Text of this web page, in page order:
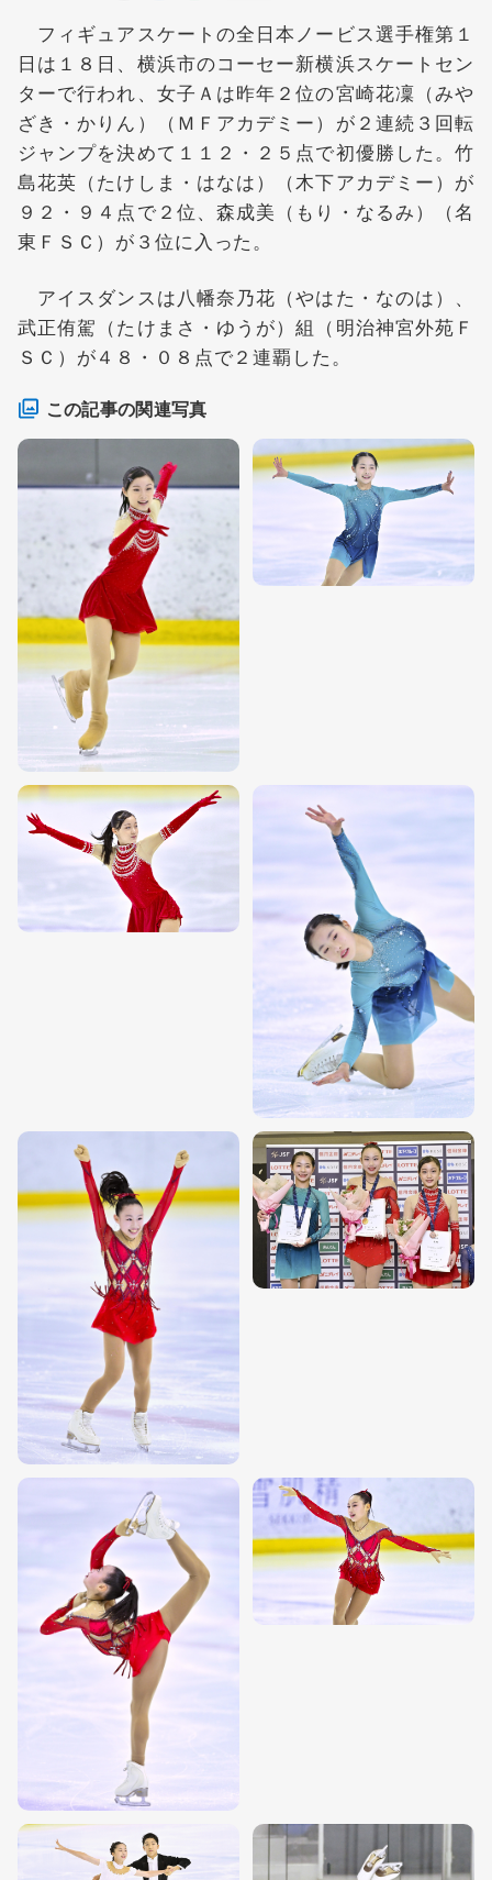
フィギュアスケートの全日本ノービス選手権第１
日は１８日、横浜市のコーセー新横浜スケートセン
ターで行われ、女子Ａは昨年２位の宮崎花凜（みや
ざき・かりん）（ＭＦアカデミー）が２連続３回転
ジャンプを決めて１１２・２５点で初優勝した。竹
島花英（たけしま・はなは）（木下アカデミー）が
９２・９４点で２位、森成美（もり・なるみ）（名
東ＦＳＣ）が３位に入った。
アイスダンスは八幡奈乃花（やはた・なのは）、
武正侑駕（たけまさ・ゆうが）組（明治神宮外苑Ｆ
ＳＣ）が４８・０８点で２連覇した。
この記事の関連写真